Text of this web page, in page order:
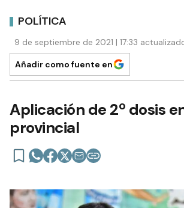
POLÍTICA
9 de septiembre de 2021 | 17:33
Añadir como fuente en
Aplicación de 2º dosis
provincial